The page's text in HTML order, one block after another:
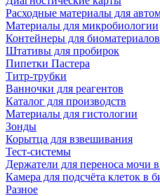
Расходные материалы для
Материалы для микробиологии
Контейнеры для биоматериалов
Штативы для пробирок
Пипетки Пастера
Титр-трубки
Ванночки для реагентов
Каталог для производств
Материалы для гистологии
Зонды
Корытца для взвешивания
Тест-системы
Держатели для переноса мочи
Камера для подсчёта клеток в
Разное